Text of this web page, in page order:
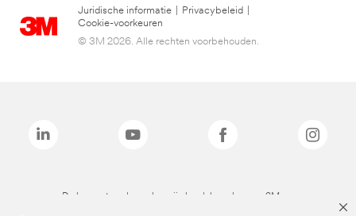
Juridische informatie Privacybeleid
Cookie-voorkeuren
© 3M 2026. Alle rechten voorbehouden.
De bovenstaande merken zijn handelsmerken van 3M.we